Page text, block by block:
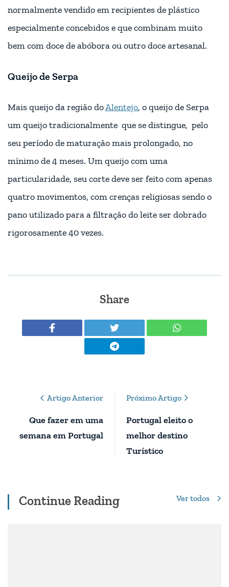
normalmente vendido em recipientes de plástico
especialmente concebidos e que combinam muito
bem com doce de abóbora ou outro doce artesanal.
Queijo de Serpa
Mais queijo da região doAlentejo, o queijo de Serpa
um queijo tradicionalmente que se distingue, pelo
seu período de maturação mais prolongado, no
mínimo de 4 meses. Um queijo com uma
particularidade, seucorte deve ser feito com apenas
quatro movimentos, com crenças religiosas sendo o
pano utilizado para a filtração do leite ser dobrado
rigorosamente 40 vezes.
Share
Artigo Anterior
Que fazer em uma
semana em Portugal
Próximo Artigo
Portugal eleito o
melhor destino
Turístico
Continue Reading Ver todos